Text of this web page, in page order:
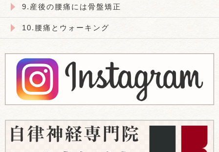
9.産後の腰痛には骨盤矯正
10.腰痛とウォーキング